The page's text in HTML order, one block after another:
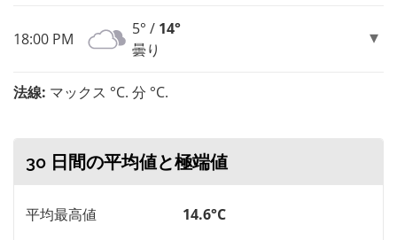
18:00 PM
5° / 14°
曇り
法線: マックス °C. 分 °C.
30 日間の平均値と極端値
平均最高値
14.6°C